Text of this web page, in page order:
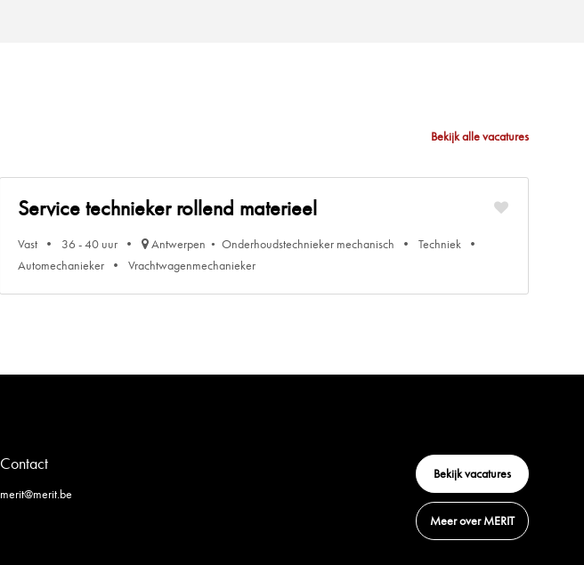
Service technieker rollend materieel
Vast 36 - 40 uur Antwerpen Onderhoudstechnieker mechanisch
Techniek
Automechanieker
Vrachtwagenmechanieker
Bekijk alle vacatures
Contact
merit@merit.be
Bekijk vacatures
Meer over MERIT